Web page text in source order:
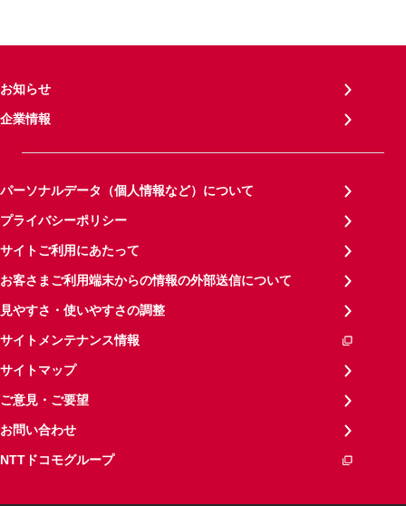
お知らせ
企業情報
パーソナルデータ（個人情報など）について
プライバシーポリシー
サイトご利用にあたって
お客さまご利用端末からの情報の外部送信について
見やすさ・使いやすさの調整
サイトメンテナンス情報
サイトマップ
ご意見・ご要望
お問い合わせ
NTTドコモグループ